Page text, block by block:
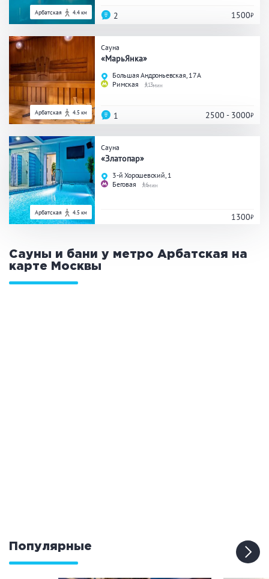
Арбатская 4.4 км 1500
2
Арбатская 4.5 км
Сауна
«МарьЯнка»
Большая Андроньевская, 17А
Римская
13
2500 - 3000
1
Арбатская 4.5 км
Сауна
«Златопар»
3-й Хорошевский, 1
Беговая
6
1300
Сауны и бани у метро Арбатская на
карте
Москвы
Популярные